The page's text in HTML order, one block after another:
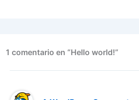
1 comentario en “Hello world!”